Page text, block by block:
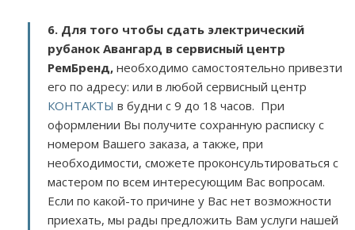
6. Для того чтобы сдать электрический
рубанок Авангард в сервисный центр
РемБренд, необходимо самостоятельно привезти
его по адресу: или в любой сервисный центр
КОНТАКТЫ в будни с 9 до 18 часов. При
оформлении Вы получите сохранную расписку с
номером Вашего заказа, а также, при
необходимости, сможете проконсультироваться с
мастером по всем интересующим Вас вопросам.
Если по какой-то причине у Вас нет возможности
приехать, мы рады предложить Вам услуги нашей